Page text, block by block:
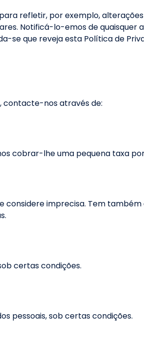
refletir, por exemplo, alterações
Notificá-lo-emos de quaisquer
se que reveja esta Política de
contacte-nos através de:
cobrar-lhe uma pequena taxa
considere imprecisa. Tem também
certas condições.
pessoais, sob certas condições.